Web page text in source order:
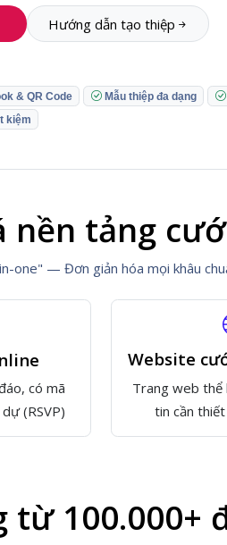
Hướng dẫn tạo thiệp
& QR Code Mẫu thiệp đa dạng
kiệm
nền tảng
one" — Đơn giản hóa mọi khâu
có mã
(RSVP)
Website
Trang web thể
tin cần
từ 100.000+